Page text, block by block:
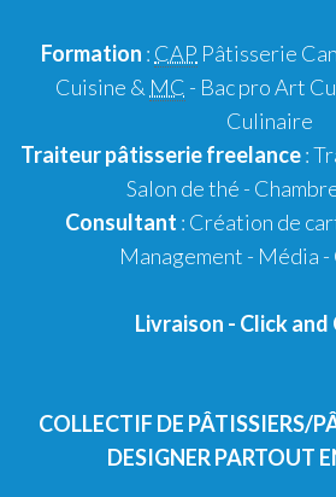
Formation : CAP Pâtisserie
Cuisine & MC - Bac pro Art
Culinaire
Traiteur pâtisseriefreelance:
Salon de thé -
Consultant : Création de
Management - Média -
Livraison - Click
COLLECTIF DE PÂTISSIERS/
DESIGNER PARTOUT